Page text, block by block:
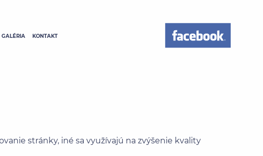
GALÉRIA KONTAKT
stránky, iné sa využívajú na zvýšenie kvality